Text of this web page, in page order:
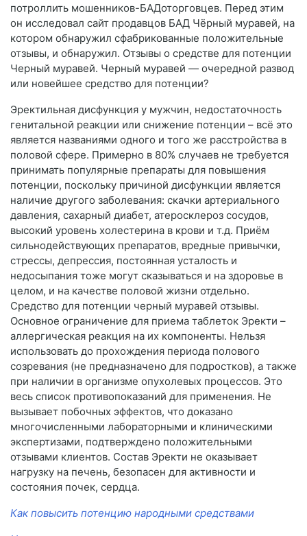
потроллить мошенников-БАДоторговцев. Перед этим
он исследовал сайт продавцов БАД Чёрный муравей, на
котором обнаружил сфабрикованные положительные
отзывы, и обнаружил. Отзывы о средстве для потенции
Черный муравей. Черный муравей — очередной развод
или новейшее средство для потенции?
Эректильная дисфункция у мужчин, недостаточность
генитальной реакции или снижение потенции – всё это
является названиями одного и того же расстройства в
половой сфере. Примерно в 80% случаев не требуется
принимать популярные препараты для повышения
потенции, поскольку причиной дисфункции является
наличие другого заболевания: скачки артериального
давления, сахарный диабет, атеросклероз сосудов,
высокий уровень холестерина в крови и т.д. Приём
сильнодействующих препаратов, вредные привычки,
стрессы, депрессия, постоянная усталость и
недосыпания тоже могут сказываться и на здоровье в
целом, и на качестве половой жизни отдельно.
Средство для потенции черный муравей отзывы.
Основное ограничение для приема таблеток Эректи –
аллергическая реакция на их компоненты. Нельзя
использовать до прохождения периода полового
созревания (не предназначено для подростков), а также
при наличии в организме опухолевых процессов. Это
весь список противопоказаний для применения. Не
вызывает побочных эффектов, что доказано
многочисленными лабораторными и клиническими
экспертизами, подтверждено положительными
отзывами клиентов. Состав Эректи не оказывает
нагрузку на печень, безопасен для активности и
состояния почек, сердца.
Как повысить потенцию народными средствами